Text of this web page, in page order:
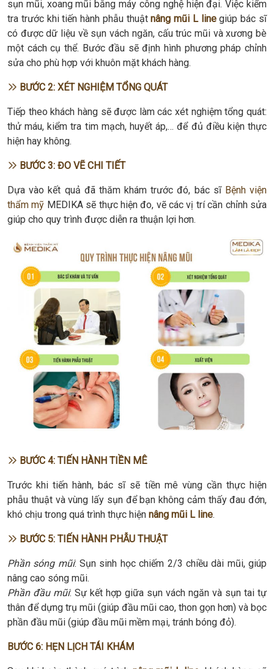
sụn mũi, xoang mũi bằng máy công nghệ hiện đại. Việc kiểm
tra trước khi tiến hành phẫu thuậtnâng mũi L linegiúp bác sĩ
có được dữ liệu về sụn vách ngăn, cấu trúc mũi và xương bè
một cách cụ thể. Bước đầu sẽ định hình phương pháp chỉnh
sửa cho phù hợp với khuôn mặt khách hàng.
BƯỚC 2: XÉT NGHIỆM TỔNG QUÁT
Tiếp theo khách hàng sẽ được làm các xét nghiệm tổng quát:
thử máu, kiểm tra tim mạch, huyết áp,… để đủ điều kiện thực
hiện hay không.
BƯỚC 3: ĐO VẼ CHI TIẾT
Dựa vào kết quả đã thăm khám trước đó, bác sĩ Bệnh viện
thẩm mỹ MEDIKA sẽ thực hiện đo, vẽ các vị trí cần chỉnh sửa
giúp cho quy trình được diễn ra thuận lợi hơn.
BƯỚC 4: TIẾN HÀNH TIỀN MÊ
Trước khi tiến hành, bác sĩ sẽ tiền mê vùng cần thực hiện
phẫu thuật và vùng lấy sụn để bạn không cảm thấy đau đớn,
khó chịu trong quá trình thực hiện nâng mũi L line.
BƯỚC 5: TIẾN HÀNH PHẪU THUẬT
Phần sóng mũi: Sụn sinh học chiếm 2/3 chiều dài mũi, giúp
nâng cao sóng mũi.
Phần đầu mũi: Sự kết hợp giữa sụn vách ngăn và sụn tai tự
thân để dựng trụ mũi (giúp đầu mũi cao, thon gọn hơn) và bọc
phần đầu mũi (giúp đầu mũi mềm mại, tránh bóng đỏ).
BƯỚC 6: HẸN LỊCH TÁI KHÁM